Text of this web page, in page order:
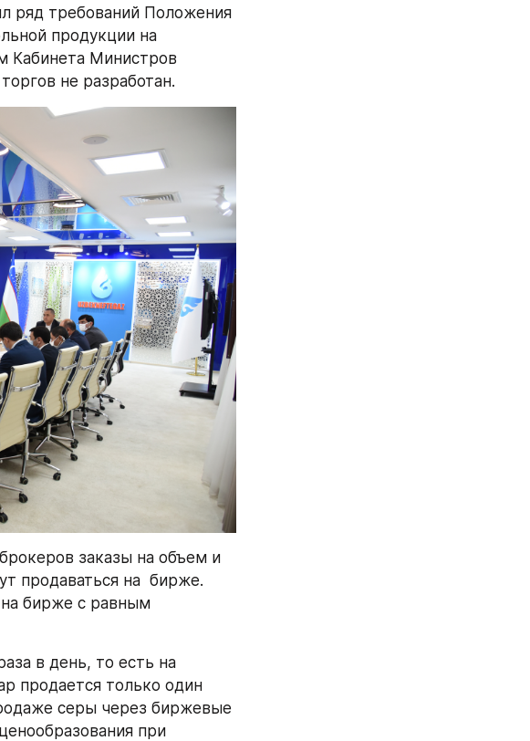
ряд требований Положения
продукции на
Кабинета Министров
не разработан.
заказы на объем и
продаваться на  бирже.
бирже с равным
в день, то есть на
продается только один
серы через биржевые
при